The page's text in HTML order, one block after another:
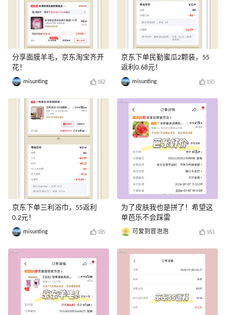
分享面膜羊毛，京东淘宝齐开
花！
misunting 162
京东下单三利浴巾，55返利
0.2元！
misunting 185
京东下单民勤蜜瓜2颗装，55
返利0.68元！
misunting 150
为了皮肤我也是拼了！希望这
单芭乐不会踩雷
可爱到冒泡泡 163